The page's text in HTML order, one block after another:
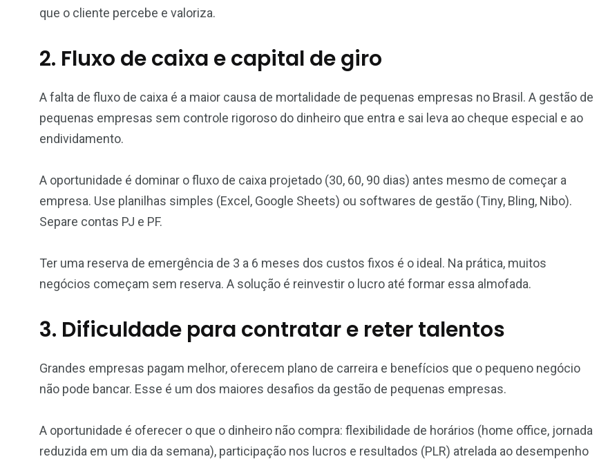
que o cliente percebe e valoriza.
2. Fluxo de caixa e capital de giro
A falta de fluxo de caixa é a maior causa de mortalidade de pequenas empresas no Brasil. A gestão de
pequenas empresas sem controle rigoroso do dinheiro que entra e sai leva ao cheque especial e ao
endividamento.
A oportunidade é dominar o fluxo de caixa projetado (30, 60, 90 dias) antes mesmo de começar a
empresa. Use planilhas simples (Excel, Google Sheets) ou softwares de gestão (Tiny, Bling, Nibo).
Separe contas PJ e PF.
Ter uma reserva de emergência de 3 a 6 meses dos custos fixos é o ideal. Na prática, muitos
negócios começam sem reserva. A solução é reinvestir o lucro até formar essa almofada.
3. Dificuldade para contratar e reter talentos
Grandes empresas pagam melhor, oferecem plano de carreira e benefícios que o pequeno negócio
não pode bancar. Esse é um dos maiores desafios da gestão de pequenas empresas.
A oportunidade é oferecer o que o dinheiro não compra: flexibilidade de horários (home office, jornada
reduzida em um dia da semana), participação nos lucros e resultados (PLR) atrelada ao desempenho